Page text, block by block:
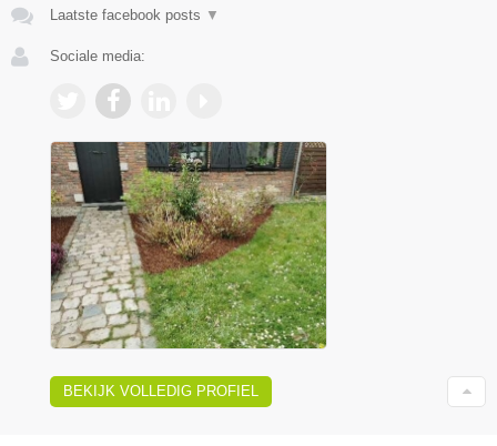
Laatste facebook posts ▼
Sociale media:
BEKIJK VOLLEDIG PROFIEL